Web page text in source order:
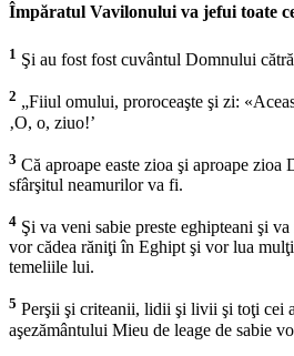
Împăratul Vavilonului va jefui toate
1 Şi au fost fost cuvântul Domnului
2 „Fiiul omului, proroceaşte şi zi:
‚O, o, ziuo!’
3 Că aproape easte zioa şi aproape
sfârşitul neamurilor va fi.
4 Şi va veni sabie preste eghipteani şi
vor cădea răniţi în Eghipt şi vor lua
temeliile lui.
5 Perşii şi criteanii, lidii şi livii şi toţi cei
aşezământului Mieu de leage de sabie